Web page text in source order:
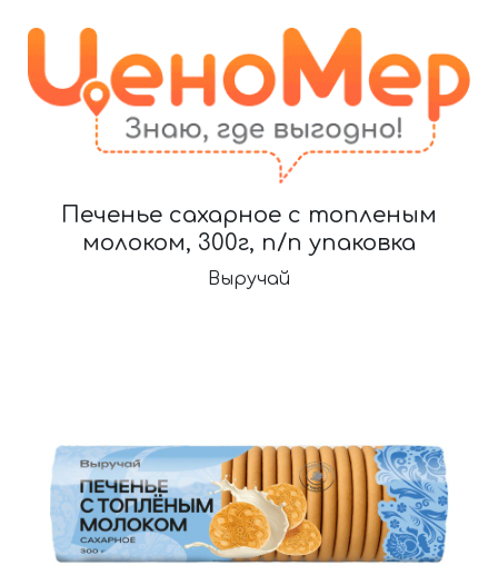
Печенье сахарное с топленым
молоком, 300г, п/п упаковка
Выручай